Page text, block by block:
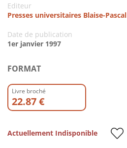
Editeur
Presses universitaires Blaise-Pascal
Date de publication
1er janvier 1997
FORMAT
Livre broché
22.87 €
Actuellement Indisponible